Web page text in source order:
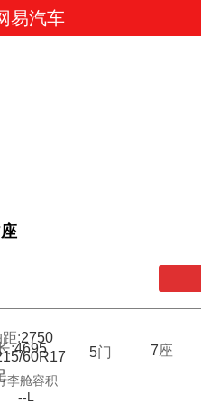
易汽车
:4695 7座
5门
:2750
60R17
李舱容积
--L